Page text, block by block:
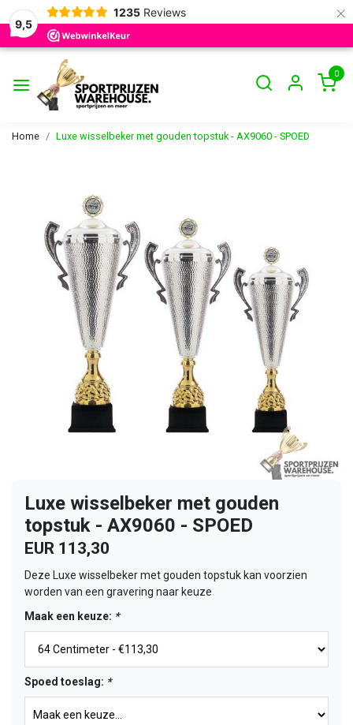
9,5
1235 Reviews ×
0
Home Luxe wisselbeker met gouden topstuk - AX9060 - SPOED
Luxe wisselbeker met gouden
topstuk - AX9060 - SPOED
EUR 113,30
Deze Luxe wisselbeker met gouden topstuk kan voorzien
worden van een gravering naar keuze
Maak een keuze: *
Spoed toeslag: *